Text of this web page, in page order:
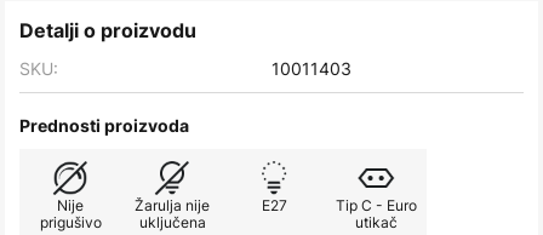
Detalji o proizvodu
SKU: 10011403
Prednosti proizvoda
Nije
prigušivo
Žarulja nije
uključena
E27
Tip C - Euro
utikač